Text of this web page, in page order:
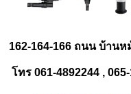
162-164-166 ถนน บ้าน
โทร 061-4892244 ,